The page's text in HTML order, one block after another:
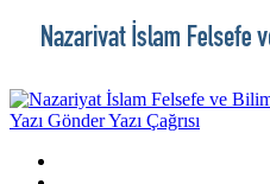
Yazı GönderYazı Çağrısı